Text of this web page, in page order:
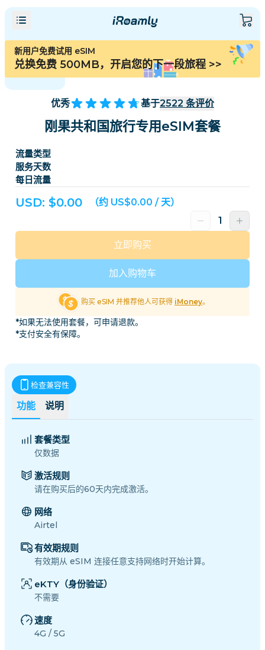
新用户免费试用 eSIM
兑换免费 500MB，开启您的下一段旅程 >>
优秀 基于2522 条评价
刚果共和国旅行专用eSIM套餐
流量类型
服务天数
每日流量
USD: $0.00 （约 US$0.00 / 天）
加入购物车
立即购买
购买 eSIM 并推荐他人可获得 iMoney。
*如果无法使用套餐，可申请退款。
*支付安全有保障。
功能 说明
检查兼容性
套餐类型
仅数据
激活规则
请在购买后的60天内完成激活。
网络
Airtel
有效期规则
有效期从 eSIM 连接任意支持网络时开始计算。
eKTY（身份验证）
不需要
速度
4G / 5G